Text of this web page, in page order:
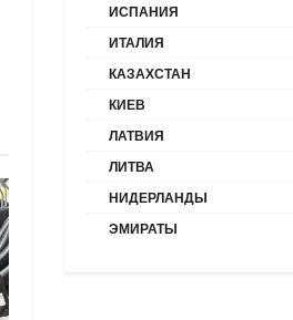
ИСПАНИЯ
ИТАЛИЯ
КАЗАХСТАН
КИЕВ
ЛАТВИЯ
ЛИТВА
НИДЕРЛАНДЫ
ЭМИРАТЫ